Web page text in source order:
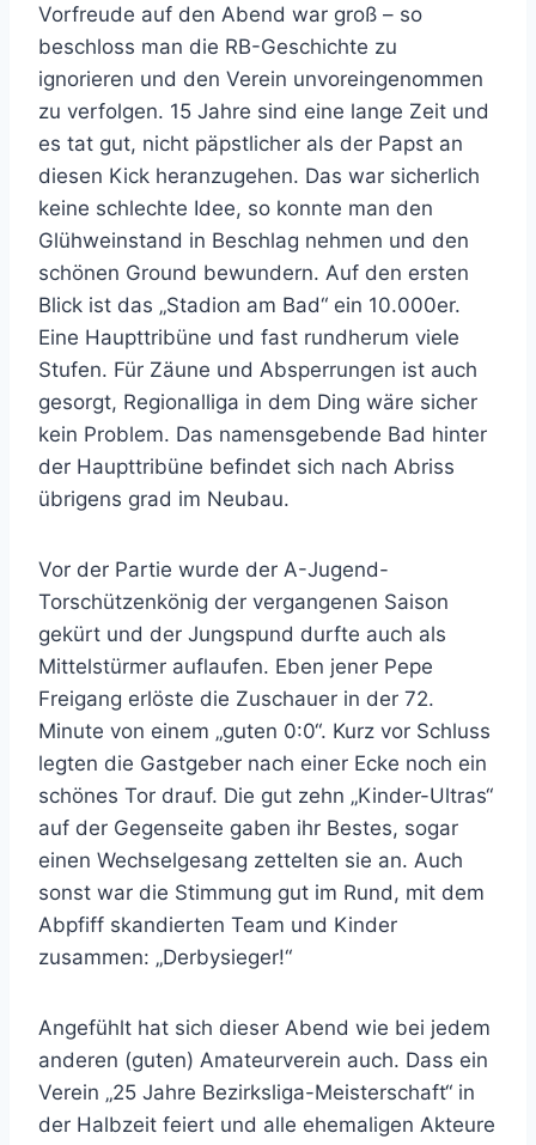
Vorfreude auf den Abend war groß – so
beschloss man die RB-Geschichte zu
ignorieren und den Verein unvoreingenommen
zu verfolgen. 15 Jahre sind eine lange Zeit und
es tat gut, nicht päpstlicher als der Papst an
diesen Kick heranzugehen. Das war sicherlich
keine schlechte Idee, so konnte man den
Glühweinstand in Beschlag nehmen und den
schönen Ground bewundern. Auf den ersten
Blick ist das „Stadion am Bad“ ein 10.000er.
Eine Haupttribüne und fast rundherum viele
Stufen. Für Zäune und Absperrungen ist auch
gesorgt, Regionalliga in dem Ding wäre sicher
kein Problem. Das namensgebende Bad hinter
der Haupttribüne befindet sich nach Abriss
übrigens grad im Neubau.
Vor der Partie wurde der A-Jugend-
Torschützenkönig der vergangenen Saison
gekürt und der Jungspund durfte auch als
Mittelstürmer auflaufen. Eben jener Pepe
Freigang erlöste die Zuschauer in der 72.
Minute von einem „guten 0:0“. Kurz vor Schluss
legten die Gastgeber nach einer Ecke noch ein
schönes Tor drauf. Die gut zehn „Kinder-Ultras“
auf der Gegenseite gaben ihr Bestes, sogar
einen Wechselgesang zettelten sie an. Auch
sonst war die Stimmung gut im Rund, mit dem
Abpfiff skandierten Team und Kinder
zusammen: „Derbysieger!“
Angefühlt hat sich dieser Abend wie bei jedem
anderen (guten) Amateurverein auch. Dass ein
Verein „25 Jahre Bezirksliga-Meisterschaft“ in
der Halbzeit feiert und alle ehemaligen Akteure